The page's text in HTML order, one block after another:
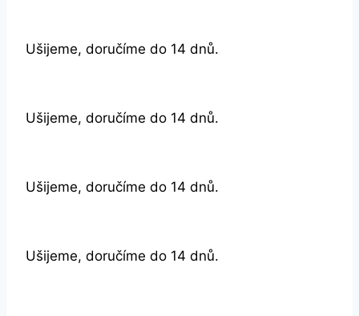
Ušijeme, doručíme do 14 dnů.
Ušijeme, doručíme do 14 dnů.
Ušijeme, doručíme do 14 dnů.
Ušijeme, doručíme do 14 dnů.